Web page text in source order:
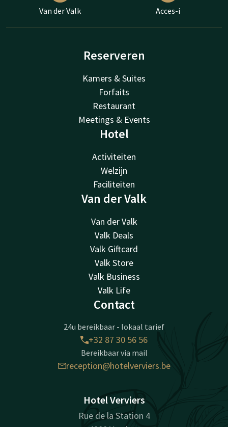
Van der Valk Acces-i
Reserveren
Kamers & Suites
Forfaits
Restaurant
Meetings & Events
Hotel
Activiteiten
Welzijn
Faciliteiten
Van der Valk
Van der Valk
Valk Deals
Valk Giftcard
Valk Store
Valk Business
Valk Life
Contact
24u bereikbaar - lokaal tarief
+32 87 30 56 56
Bereikbaar via mail
reception@hotelverviers.be
Hotel Verviers
Rue de la Station 4